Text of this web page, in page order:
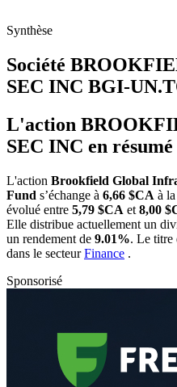
Synthèse
Société
SEC INC BGI-
L'action
SEC INC en résumé
L'action Brookfield Global
Fund s’échange à 6,66 $CA à
évolué entre 5,79 $CA et 8,00
Elle distribue actuellement un
un rendement de 9.01%. Le titre
dans le secteurFinance .
Sponsorisé